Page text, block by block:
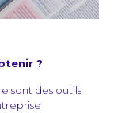
?
sont des outils